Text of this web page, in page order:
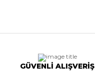
GÜVENLİ ALIŞVERİŞ